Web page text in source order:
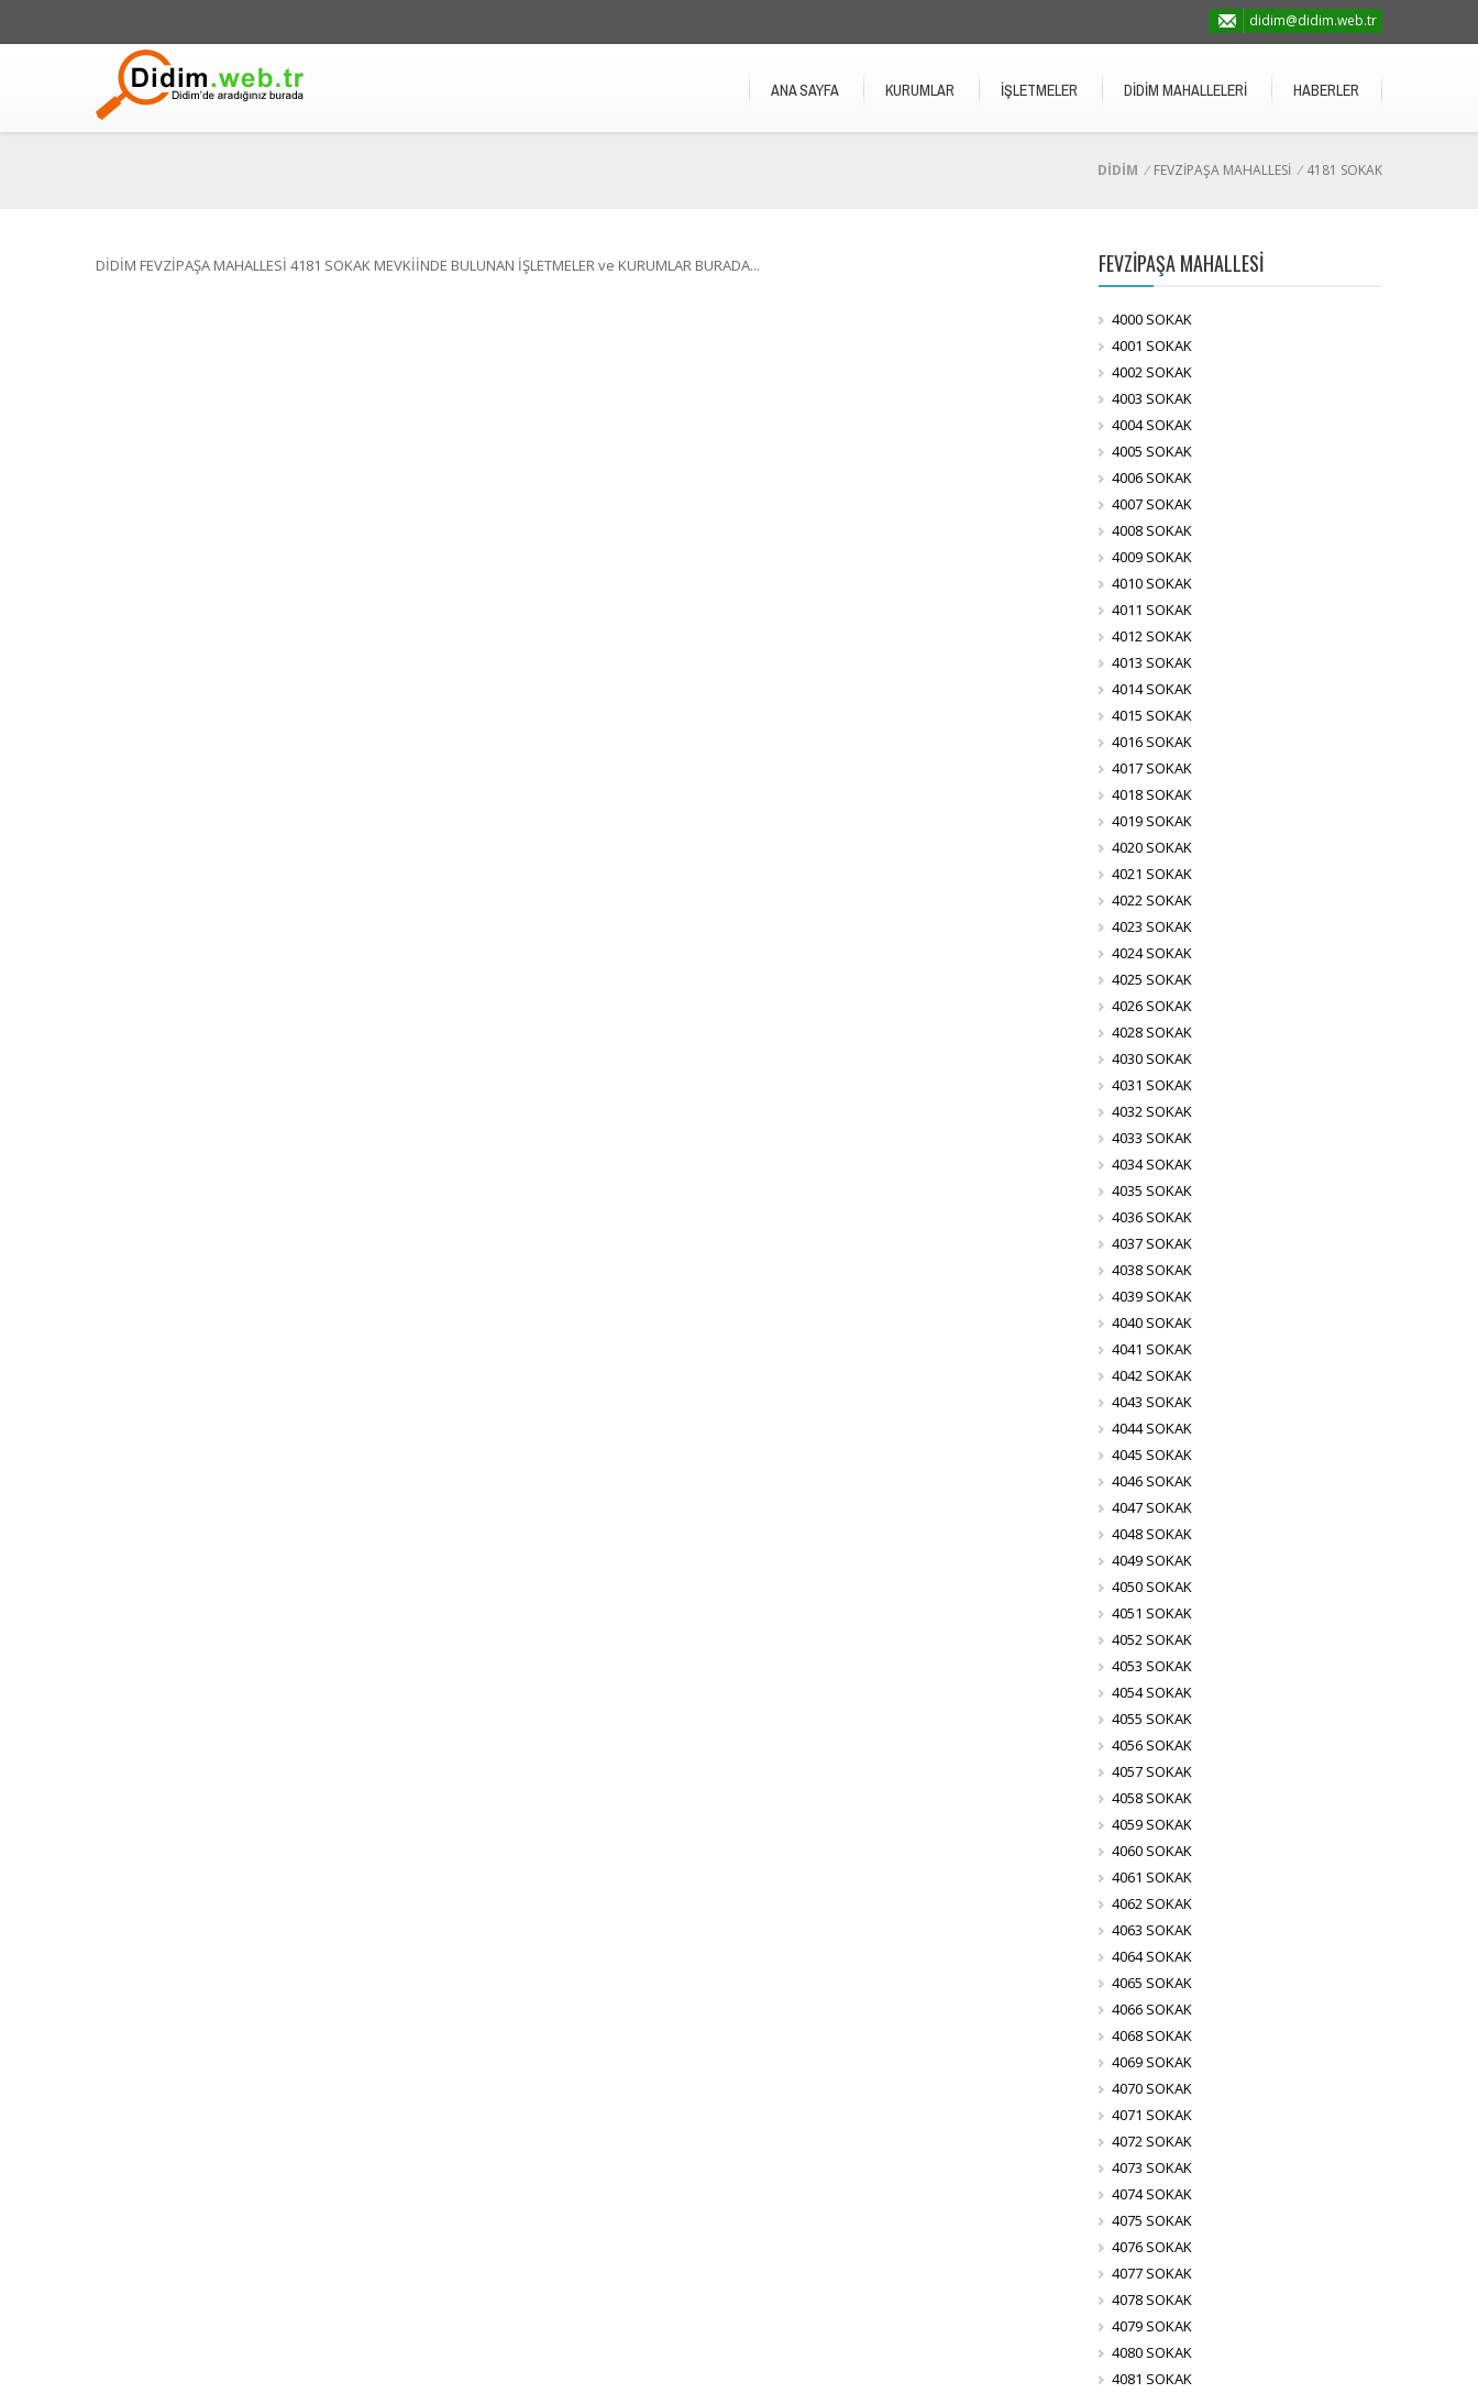
didim@didim.web.tr
ANA SAYFA KURUMLAR İŞLETMELER DİDİM MAHALLELERİ HABERLER
DİDİM / FEVZİPAŞA MAHALLESİ / 4181 SOKAK
DİDİM FEVZİPAŞA MAHALLESİ 4181 SOKAK MEVKİİNDE BULUNAN İŞLETMELER ve KURUMLAR BURADA... FEVZİPAŞA MAHALLESİ
4000 SOKAK
4001 SOKAK
4002 SOKAK
4003 SOKAK
4004 SOKAK
4005 SOKAK
4006 SOKAK
4007 SOKAK
4008 SOKAK
4009 SOKAK
4010 SOKAK
4011 SOKAK
4012 SOKAK
4013 SOKAK
4014 SOKAK
4015 SOKAK
4016 SOKAK
4017 SOKAK
4018 SOKAK
4019 SOKAK
4020 SOKAK
4021 SOKAK
4022 SOKAK
4023 SOKAK
4024 SOKAK
4025 SOKAK
4026 SOKAK
4028 SOKAK
4030 SOKAK
4031 SOKAK
4032 SOKAK
4033 SOKAK
4034 SOKAK
4035 SOKAK
4036 SOKAK
4037 SOKAK
4038 SOKAK
4039 SOKAK
4040 SOKAK
4041 SOKAK
4042 SOKAK
4043 SOKAK
4044 SOKAK
4045 SOKAK
4046 SOKAK
4047 SOKAK
4048 SOKAK
4049 SOKAK
4050 SOKAK
4051 SOKAK
4052 SOKAK
4053 SOKAK
4054 SOKAK
4055 SOKAK
4056 SOKAK
4057 SOKAK
4058 SOKAK
4059 SOKAK
4060 SOKAK
4061 SOKAK
4062 SOKAK
4063 SOKAK
4064 SOKAK
4065 SOKAK
4066 SOKAK
4068 SOKAK
4069 SOKAK
4070 SOKAK
4071 SOKAK
4072 SOKAK
4073 SOKAK
4074 SOKAK
4075 SOKAK
4076 SOKAK
4077 SOKAK
4078 SOKAK
4079 SOKAK
4080 SOKAK
4081 SOKAK